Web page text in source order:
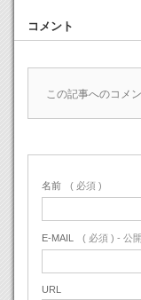
コメント
この記事へのコメ
名前 ( 必須 )
E-MAIL ( 必須 ) - 公
URL